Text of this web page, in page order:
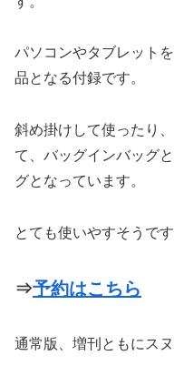
パソコンやタブレット
品となる付録です。
斜め掛けして使ったり
て、バッグインバッグ
グとなっています。
とても使いやすそうです
⇒予約はこちら
通常版、増刊ともにス